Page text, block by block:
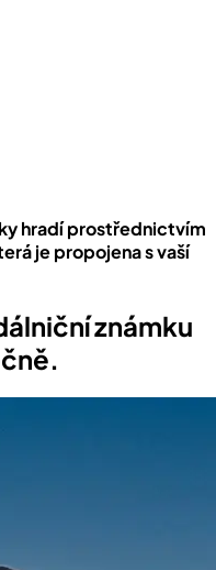
hradí prostřednictvím
je propojena s vaší
známku